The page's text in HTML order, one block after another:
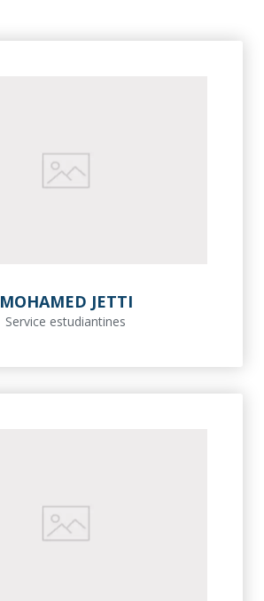
MOHAMED JETTI
Service estudiantines